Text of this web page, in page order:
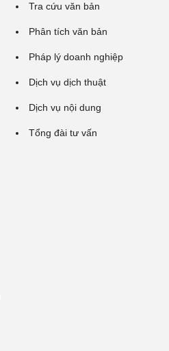
Tra cứu văn bản
Phân tích văn bản
Pháp lý doanh nghiệp
Dịch vụ dịch thuật
Dịch vụ nội dung
Tổng đài tư vấn